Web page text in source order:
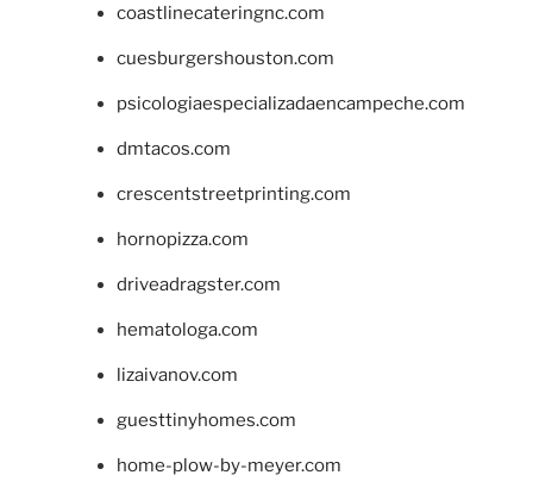
coastlinecateringnc.com
cuesburgershouston.com
psicologiaespecializadaencampeche.com
dmtacos.com
crescentstreetprinting.com
hornopizza.com
driveadragster.com
hematologa.com
lizaivanov.com
guesttinyhomes.com
home-plow-by-meyer.com